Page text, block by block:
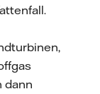
dann